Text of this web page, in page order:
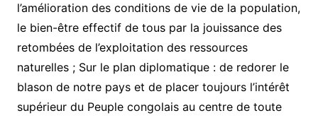
l’amélioration des conditions de vie de la population,
le bien-être effectif de tous par la jouissance des
retombées de l’exploitation des ressources
naturelles ; Sur le plan diplomatique : de redorer le
blason de notre pays et de placer toujours l’intérêt
supérieur du Peuple congolais au centre de toute